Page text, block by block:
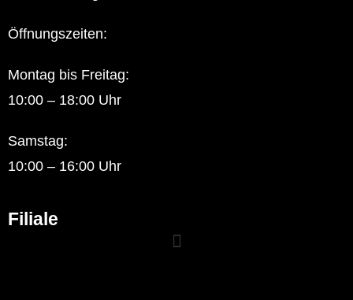
Öffnungszeiten:
Montag bis Freitag:
10:00 – 18:00 Uhr
Samstag:
10:00 – 16:00 Uhr
Filiale